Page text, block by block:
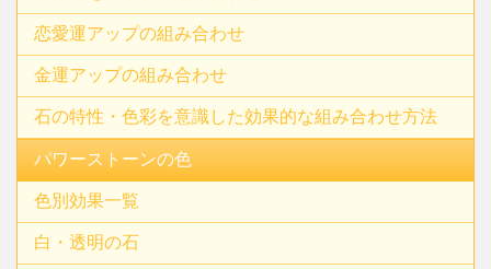
恋愛運アップの組み合わせ
金運アップの組み合わせ
石の特性・色彩を意識した効果的な組み合わせ方法
パワーストーンの色
色別効果一覧
白・透明の石